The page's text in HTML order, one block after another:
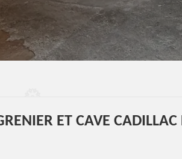
ET CAVE CADILLAC